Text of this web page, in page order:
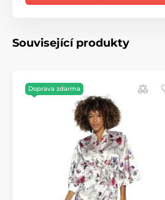
Související produkty
Doprava zdarma